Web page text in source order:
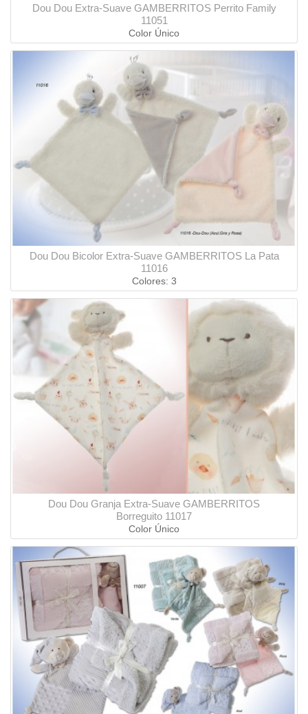
Dou Dou Extra-Suave GAMBERRITOS Perrito Family
11051
Color Único
Dou Dou Bicolor Extra-Suave GAMBERRITOS La Pata
11016
Colores: 3
Dou Dou Granja Extra-Suave GAMBERRITOS
Borreguito 11017
Color Único